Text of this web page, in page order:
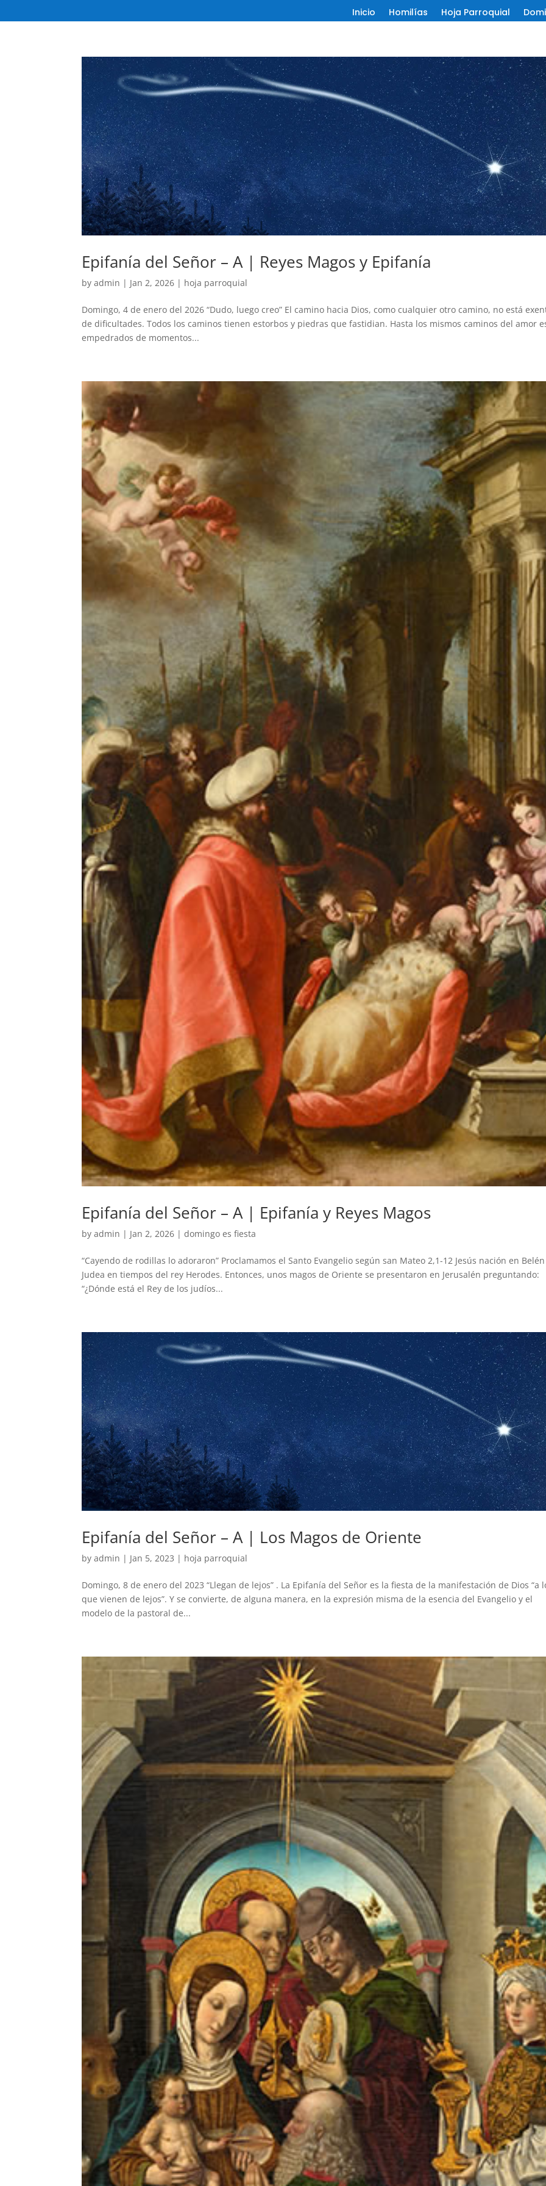
Inicio Homilías Hoja Parroquial
Epifanía del Señor – A | Reyes Magos y Epifanía
byadmin | Jan 2, 2026 | hoja parroquial
Domingo, 4 de enero del 2026 “Dudo, luego creo” El camino hacia Dios, como cualquier otro camino, no está
de dificultades. Todos los caminos tienen estorbos y piedras que fastidian. Hasta los mismos caminos del amor
empedrados de momentos...
Epifanía del Señor – A | Epifanía y Reyes Magos
byadmin | Jan 2, 2026 |domingo es fiesta
“Cayendo de rodillas lo adoraron” Proclamamos el Santo Evangelio según san Mateo 2,1-12 Jesús nación en
Judea en tiempos del rey Herodes. Entonces, unos magos de Oriente se presentaron en Jerusalén preguntando:
“¿Dónde está el Rey de los judíos...
Epifanía del Señor – A | Los Magos de Oriente
byadmin | Jan 5, 2023 | hoja parroquial
Domingo, 8 de enero del 2023 “Llegan de lejos” . La Epifanía del Señor es la fiesta de la manifestación de Dios “a
que vienen de lejos”. Y se convierte, de alguna manera, en la expresión misma de la esencia del Evangelio y el
modelo de la pastoral de...